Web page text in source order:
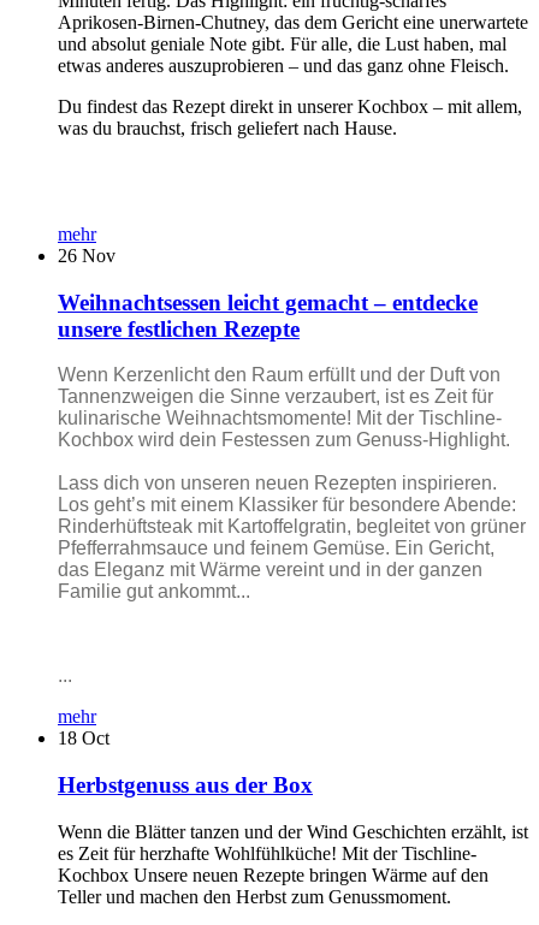
Aprikosen-Birnen-Chutney, das dem Gericht eine unerwartete
und absolut geniale Note gibt. Für alle, die Lust haben, mal
etwas anderes auszuprobieren – und das ganz ohne Fleisch.
Du findest das Rezept direkt in unserer Kochbox – mit allem,
was du brauchst, frisch geliefert nach Hause.
mehr
26 Nov
Weihnachtsessen leicht gemacht – entdecke
unsere festlichen Rezepte
Wenn Kerzenlicht den Raum erfüllt und der Duft von
Tannenzweigen die Sinne verzaubert, ist es Zeit für
kulinarische Weihnachtsmomente! Mit der Tischline-
Kochbox wird dein Festessen zum Genuss-Highlight.
Lass dich von unseren neuen Rezepten inspirieren.
Los geht’s mit einem Klassiker für besondere Abende:
Rinderhüftsteak mit Kartoffelgratin, begleitet von grüner
Pfefferrahmsauce und feinem Gemüse. Ein Gericht,
das Eleganz mit Wärme vereint und in der ganzen
Familie gut ankommt...
...
mehr
18 Oct
Herbstgenuss aus der Box
Wenn die Blätter tanzen und der Wind Geschichten erzählt, ist
es Zeit für herzhafte Wohlfühlküche! Mit der Tischline-
Kochbox Unsere neuen Rezepte bringen Wärme auf den
Teller und machen den Herbst zum Genussmoment.